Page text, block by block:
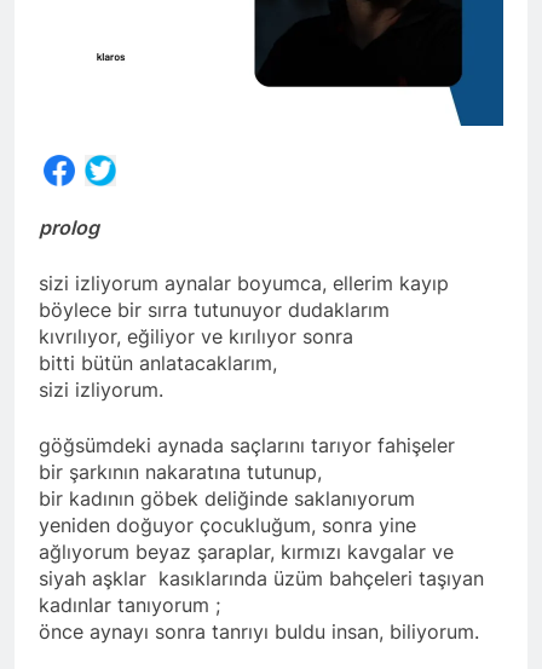
prolog
sizi izliyorum aynalar boyumca, ellerim kayıp
böylece bir sırra tutunuyor dudaklarım
kıvrılıyor, eğiliyor ve kırılıyor sonra
bitti bütün anlatacaklarım,
sizi izliyorum.
göğsümdeki aynada saçlarını tarıyor fahişeler
bir şarkının nakaratına tutunup,
bir kadının göbek deliğinde saklanıyorum
yeniden doğuyor çocukluğum, sonra yine
ağlıyorum beyaz şaraplar, kırmızı kavgalar ve
siyah aşklar kasıklarında üzüm bahçeleri taşıyan
kadınlar tanıyorum ;
önce aynayı sonra tanrıyı buldu insan, biliyorum.